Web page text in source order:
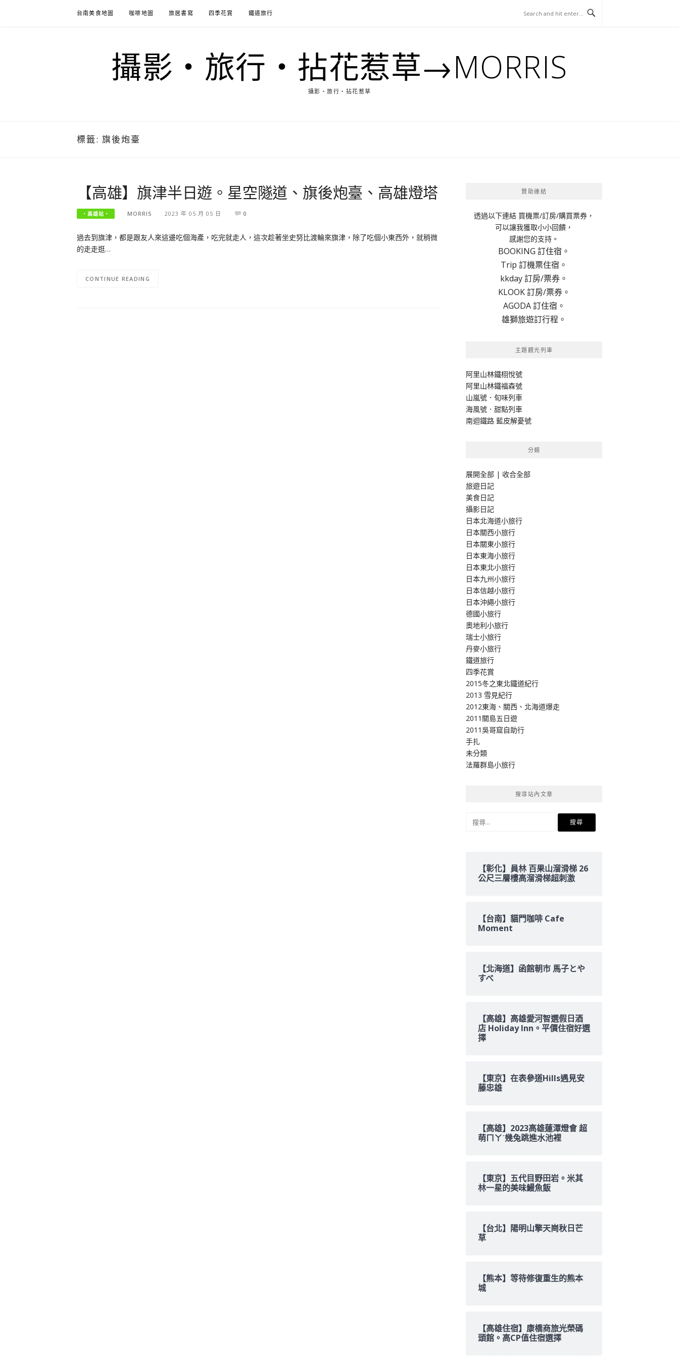
台南美食地圖 咖啡地圖 旅居書寫 四季花賞 鐵道旅行
攝影‧旅行‧拈花惹草→MORRIS
攝影‧旅行‧拈花惹草
標籤: 旗後炮臺
【高雄】旗津半日遊。星空隧道、旗後炮臺、高雄燈塔
‧高雄站‧ MORRIS 2023 年 05 月 05 日 0
過去到旗津，都是跟友人來這邊吃個海產，吃完就走人，這次趁著坐史努比渡輪來旗津，除了吃個小東西外，就稍微
的走走逛…
CONTINUE READING
贊助連結
透過以下連結 買機票/訂房/購買票券，
可以讓我獲取小小回饋，
感謝您的支持。
BOOKING 訂住宿。
Trip 訂機票住宿。
kkday 訂房/票券。
KLOOK 訂房/票券。
AGODA 訂住宿。
雄獅旅遊訂行程。
主題觀光列車
阿里山林鐵栩悅號
阿里山林鐵福森號
山嵐號．旬味列車
海風號．甜點列車
南迴鐵路 藍皮解憂號
分類
展開全部 | 收合全部
旅遊日記
美食日記
攝影日記
日本北海道小旅行
日本關西小旅行
日本關東小旅行
日本東海小旅行
日本東北小旅行
日本九州小旅行
日本信越小旅行
日本沖繩小旅行
德國小旅行
奧地利小旅行
瑞士小旅行
丹麥小旅行
鐵道旅行
四季花賞
2015冬之東北鐵道紀行
2013 雪見紀行
2012東海、關西、北海道爆走
2011關島五日遊
2011吳哥窟自助行
手扎
未分類
法羅群島小旅行
搜尋站內文章
【彰化】員林 百果山溜滑梯 26
公尺三層樓高溜滑梯超刺激
【台南】貓門咖啡 Cafe
Moment
【北海道】函館朝市 馬子とや
すべ
【高雄】高雄愛河智選假日酒
店 Holiday Inn。平價住宿好選
擇
【東京】在表參道Hills遇見安
藤忠雄
【高雄】2023高雄蓮潭燈會 超
萌ㄇㄚˊ幾兔跳進水池裡
【東京】五代目野田岩。米其
林一星的美味鰻魚飯
【台北】陽明山擎天崗秋日芒
草
【熊本】等待修復重生的熊本
城
【高雄住宿】康橋商旅光榮碼
頭館。高CP值住宿選擇